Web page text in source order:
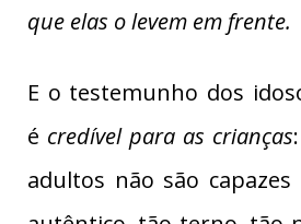
que elas o levem em frente.
E o testemunho dos
é credível para as crianças:
adultos não são